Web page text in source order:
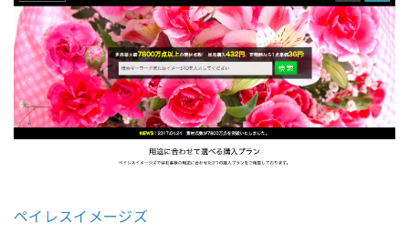
ペイレスイメージズ